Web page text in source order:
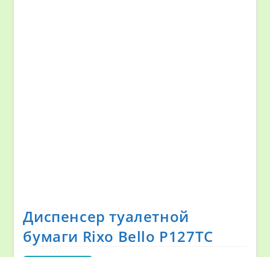
Диспенсер туалетной
бумаги Rixo Bello P127TC